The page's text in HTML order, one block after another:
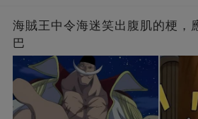
海賊王中令海迷笑出腹肌的梗，
巴